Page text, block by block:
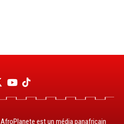
AfroPlanete est un média panafricain